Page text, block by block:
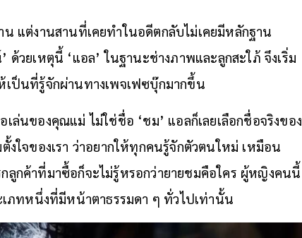
น แต่งานสานที่เคยทำในอดีตกลับไม่เคยมีหลักฐาน
วยเหตุนี้ ‘แอล’ ในฐานะช่างภาพและลูกสะใภ้ จึงเริ่ม
เป็นที่รู้จักผ่านทางเพจเฟซบุ๊กมากขึ้น
ล่นของคุณแม่ ไม่ใช่ชื่อ ‘ชม’ แอลก็เลยเลือกชื่อจริงของ
งใจของเรา ว่าอยากให้ทุกคนรู้จักตัวตนใหม่ เหมือน
ลูกค้าที่มาซื้อก็จะไม่รู้หรอกว่ายายชมคือใคร ผู้หญิงคนนี้
เภทหนึ่งที่มีหน้าตาธรรมดา ๆ ทั่วไปเท่านั้น